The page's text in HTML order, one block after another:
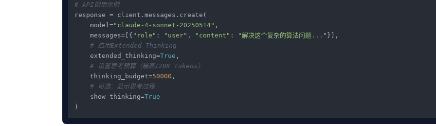
# API调用示例
response = client.messages.create(
    model=
"claude-4-sonnet-20250514" ,
    messages=[{
"role" : "user" , "content" : "解决这个复杂的算法问题..." }],
# 启用Extended Thinking
    extended_thinking=
True ,
# 设置思考预算（最高128K tokens）
    thinking_budget=
50000 ,
# 可选：显示思考过程
    show_thinking=
True